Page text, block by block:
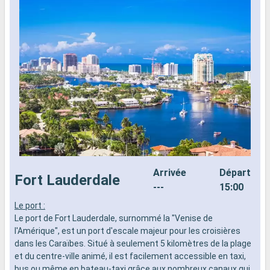
Fort Lauderdale
Arrivée
---
Départ
15:00
Le port :
Le port de Fort Lauderdale, surnommé la "Venise de
l'Amérique", est un port d'escale majeur pour les croisières
dans les Caraïbes. Situé à seulement 5 kilomètres de la plage
et du centre-ville animé, il est facilement accessible en taxi,